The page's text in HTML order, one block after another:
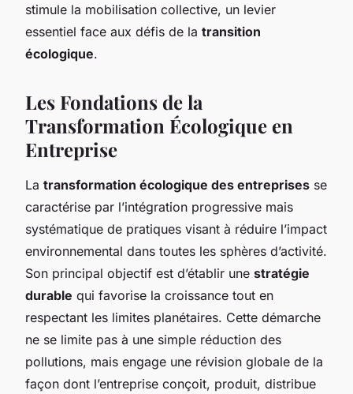
stimule la mobilisation collective, un levier
essentiel face aux défis de la transition
écologique.
Les Fondations de la
Transformation Écologique en
Entreprise
La transformation écologique des entreprises se
caractérise par l’intégration progressive mais
systématique de pratiques visant à réduire l’impact
environnemental dans toutes les sphères d’activité.
Son principal objectif est d’établir une stratégie
durable qui favorise la croissance tout en
respectant les limites planétaires. Cette démarche
ne se limite pas à une simple réduction des
pollutions, mais engage une révision globale de la
façon dont l’entreprise conçoit, produit, distribue